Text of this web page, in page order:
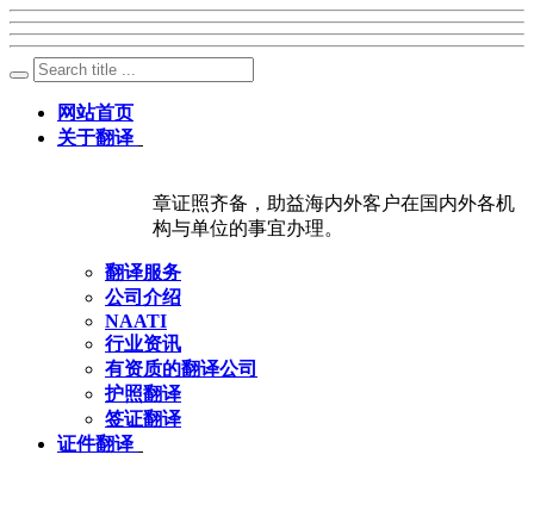
网站首页
关于翻译
章证照齐备，助益海内外客户在国内外各机
构与单位的事宜办理。
翻译服务
公司介绍
NAATI
行业资讯
有资质的翻译公司
护照翻译
签证翻译
证件翻译